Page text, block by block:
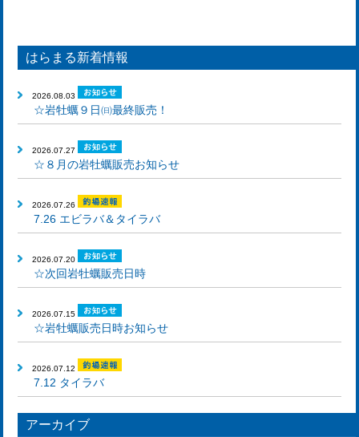
はらまる新着情報
2026.08.03
☆岩牡蠣９日㈰最終販売！
2026.07.27
☆８月の岩牡蠣販売お知らせ
2026.07.26
7.26 エビラバ＆タイラバ
2026.07.20
☆次回岩牡蠣販売日時
2026.07.15
☆岩牡蠣販売日時お知らせ
2026.07.12
7.12 タイラバ
アーカイブ